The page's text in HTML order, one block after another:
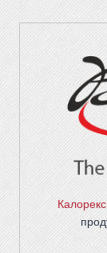
Калорекс